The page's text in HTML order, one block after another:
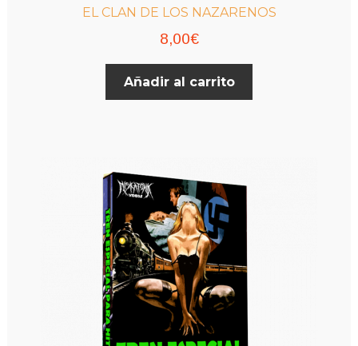
EL CLAN DE LOS NAZARENOS
8,00€
Añadir al carrito